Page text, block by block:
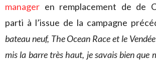
manager en remplacement de de
parti à l’issue de la campagne
bateau neuf, The Ocean Race et le
mis la barre très haut, je savais bien que